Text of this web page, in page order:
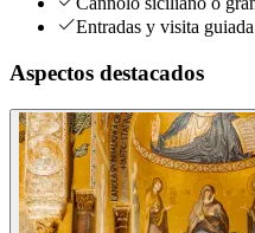
Entradas y visita
Aspectos destacados